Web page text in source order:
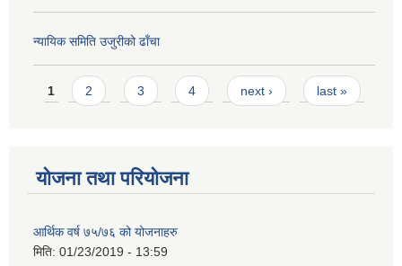
न्यायिक समिति उजुरीको ढाँचा
Pages
1 2 3 4 next › last »
योजना तथा परियोजना
आर्थिक वर्ष ७५/७६ को योजनाहरु
मिति: 01/23/2019 - 13:59